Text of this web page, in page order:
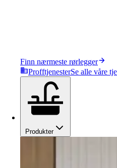
Finn nærmeste rørlegger
ProfftjenesterSe alle våre
Produkter